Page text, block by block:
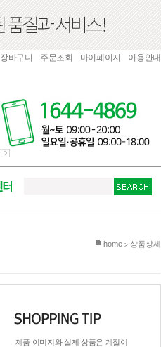
장바구니 주문조회 마이페이지 이용안내
현재 위치
home > 상품상세
-제품 이미지와 실제 상품은 계절이